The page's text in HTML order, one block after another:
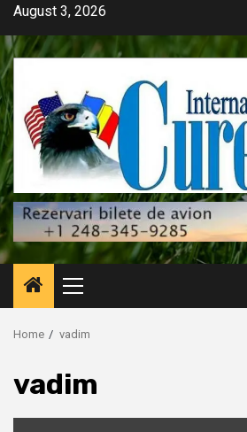
Skip
content
August 3, 2026
Primary
Menu
Home vadim
vadim